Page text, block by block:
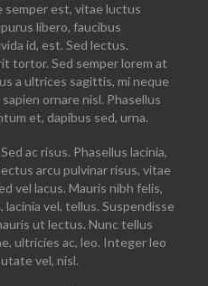
est, vitae luctus
libero, faucibus
id, est. Sed lectus.
tortor. Sed semper lorem at
a ultrices sagittis, mi neque
ornare nisl. Phasellus
et, dapibus sed, urna.
ac risus. Phasellus lacinia,
arcu pulvinar risus, vitae
vel lacus. Mauris nibh felis,
lacinia vel, tellus. Suspendisse
ut lectus. Nunc tellus
ultricies ac, leo. Integer leo
vel, nisl.